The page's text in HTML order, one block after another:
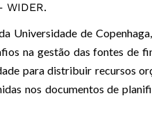
WIDER.
Universidade de
na gestão das fontes de
para distribuir recursos
nos documentos de